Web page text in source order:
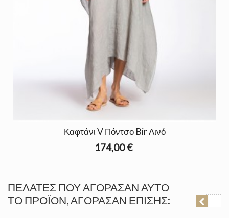
Καφτάνι V Πόντσο Bir Λινό
174,00 €
ΠΕΛΆΤΕΣ ΠΟΥ ΑΓΌΡΑΣΑΝ ΑΥΤΌ
ΤΟ ΠΡΟΪΌΝ, ΑΓΌΡΑΣΑΝ ΕΠΊΣΗΣ: